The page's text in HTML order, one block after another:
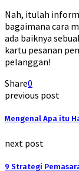
Nah, itulah
bagaimana cara
ada baiknya
kartu pesanan
pelanggan!
Share0
previous post
Mengenal Apa itu
next post
9 Strategi